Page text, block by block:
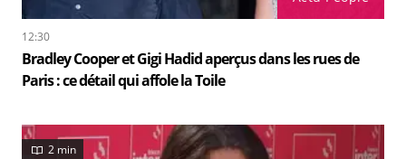
12:30
Bradley Cooper et Gigi Hadid aperçus dans les rues de
Paris : ce détail qui affole la Toile
2 min